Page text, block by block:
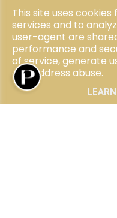
Wie zijn wij?
Over ons
Onze visie
Ons team
This site uses
services and to
user-agent are
performance and
of service, generate
and address abuse.